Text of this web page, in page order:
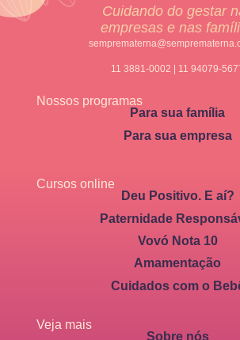
Cuidando do gestar
empresas e nas
11 3881-0002 | 11 94079-
Nossos programas
Para sua família
Para sua empresa
Cursos online
Deu Positivo. E aí?
Paternidade
Vovó Nota 10
Amamentação
Cuidados com o
Veja mais
Sobre nós